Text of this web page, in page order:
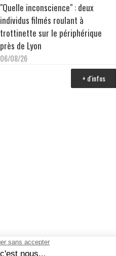
"Quelle inconscience" : deux
individus filmés roulant à
trottinette sur le périphérique
près de Lyon
06/08/26
+ d'infos